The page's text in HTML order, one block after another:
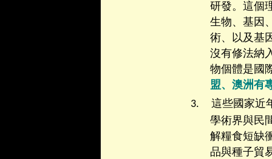
研發。這個
生物、基因
術、以及基
沒有修法納
物個體是國
盟、澳洲有
3.
這些國家近
學術界與民
解糧食短缺
品與種子貿